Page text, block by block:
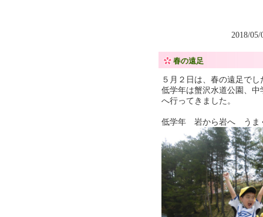
2018/
春の遠足
５月２日は、春の遠足でし
低学年は蟹沢水道公園、
へ行ってきました。
低学年 岩から岩へ うま